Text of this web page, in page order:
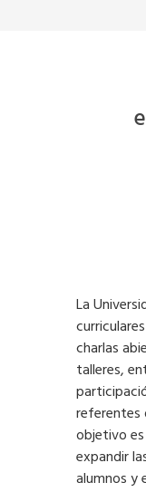
La
charlas
talleres,
referentes
objetivo
expandir
alumnos y